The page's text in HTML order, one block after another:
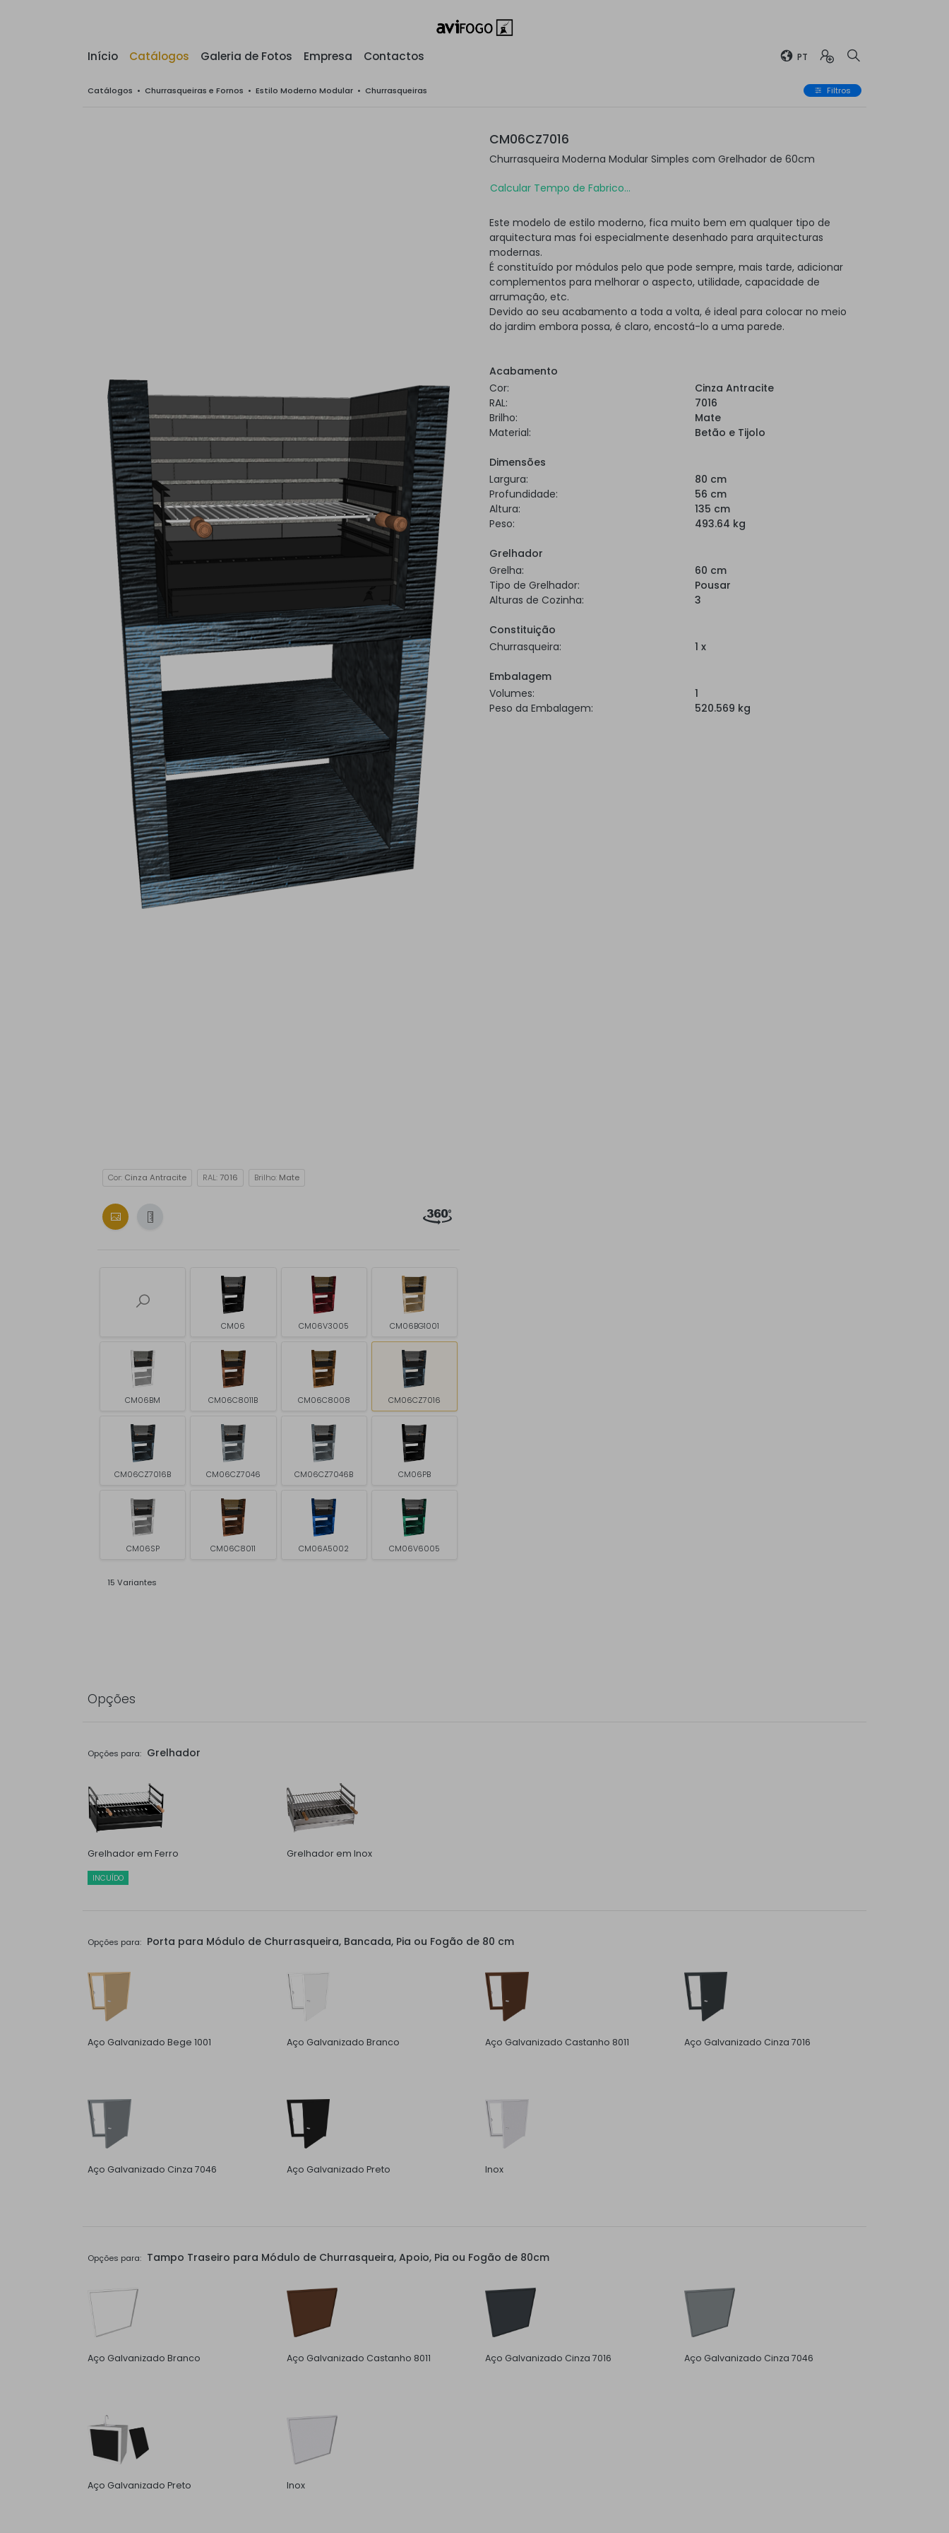
Início Catálogos Galeria de Fotos Empresa Contactos PT
Catálogos • Churrasqueiras e Fornos • Estilo Moderno Modular • Churrasqueiras Filtros
Cor: Cinza Antracite RAL:7016 Brilho: Mate
CM06 CM06V3005 CM06BG1001
CM06BM CM06C8011B CM06C8008 CM06CZ7016
CM06CZ7016B CM06CZ7046 CM06CZ7046B CM06PB
CM06SP CM06C8011 CM06A5002 CM06V6005
15 Variantes
CM06CZ7016
Churrasqueira Moderna Modular Simples com Grelhador de 60cm
Calcular Tempo de Fabrico...
Este modelo de estilo moderno, fica muito bem em qualquer tipo de
arquitectura mas foi especialmente desenhado para arquitecturas
modernas.
É constituído por módulos pelo que pode sempre, mais tarde, adicionar
complementos para melhorar o aspecto, utilidade, capacidade de
arrumação, etc.
Devido ao seu acabamento a toda a volta, é ideal para colocar no meio
do jardim embora possa, é claro, encostá-lo a uma parede.
Acabamento
Cor:
Cinza Antracite
RAL:
7016
Brilho:
Mate
Material:
Betão e Tijolo
Dimensões
Largura:
80 cm
Profundidade:
56 cm
Altura:
135 cm
Peso:
493.64 kg
Grelhador
Grelha:
60 cm
Tipo de Grelhador:
Pousar
Alturas de Cozinha:
3
Constituição
Churrasqueira:
1 x
Embalagem
Volumes:
1
Peso da Embalagem:
520.569 kg
Opções
Opções para: Grelhador
Grelhador em Ferro
INCUÍDO
Grelhador em Inox
Opções para: Porta para Módulo de Churrasqueira, Bancada, Pia ou Fogão de 80 cm
Aço Galvanizado Bege 1001 Aço Galvanizado Branco Aço Galvanizado Castanho 8011 Aço Galvanizado Cinza 7016
Aço Galvanizado Cinza 7046 Aço Galvanizado Preto Inox
Opções para: Tampo Traseiro para Módulo de Churrasqueira, Apoio, Pia ou Fogão de 80cm
Aço Galvanizado Branco Aço Galvanizado Castanho 8011 Aço Galvanizado Cinza 7016 Aço Galvanizado Cinza 7046
Aço Galvanizado Preto Inox